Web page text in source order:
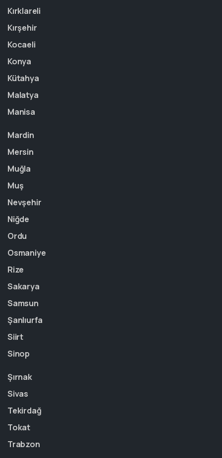
Kırklareli
Kırşehir
Kocaeli
Konya
Kütahya
Malatya
Manisa
Mardin
Mersin
Muğla
Muş
Nevşehir
Niğde
Ordu
Osmaniye
Rize
Sakarya
Samsun
Şanlıurfa
Siirt
Sinop
Şırnak
Sivas
Tekirdağ
Tokat
Trabzon